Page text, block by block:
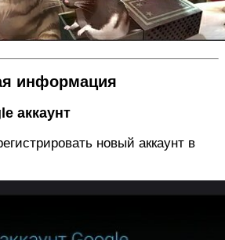
информация
аккаунт
новый аккаунт в